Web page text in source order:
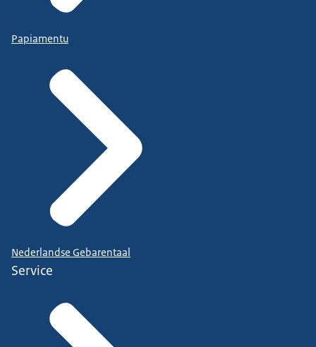
Papiamentu
Nederlandse Gebarentaal
Service